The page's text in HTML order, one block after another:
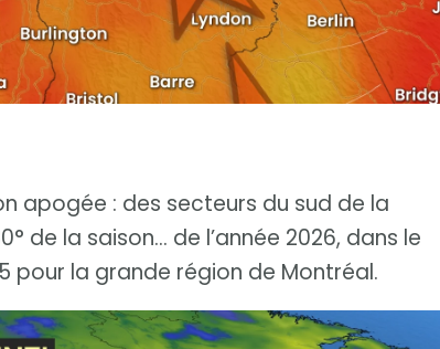
apogée : des secteurs du sud de la
de la saison… de l’année 2026, dans le
pour la grande région de Montréal.